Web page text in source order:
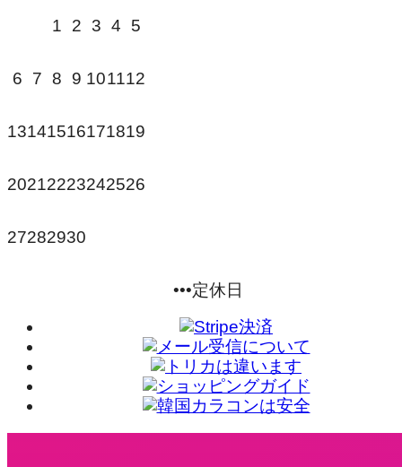
1
2 3 4 5
6 7 8 9 101112
13141516171819
20212223242526
27282930
•••定休日